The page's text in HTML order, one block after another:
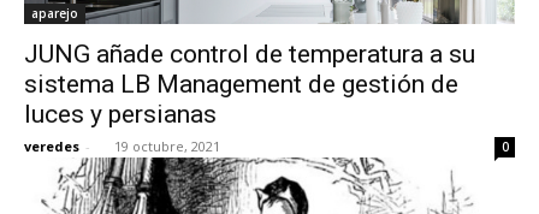
aparejo
JUNG añade control de temperatura a su
sistema LB Management de gestión de
luces y persianas
veredes - 19 octubre, 2021 0